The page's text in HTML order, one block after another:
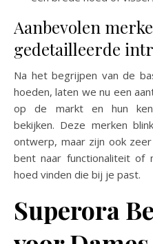
Aanbevolen
gedetailleerde
Na het begrijpen van de
hoeden, laten we nu een
op de markt en hun
bekijken. Deze merken
ontwerp, maar zijn ook
bent naar functionaliteit of
hoed vinden die bij je past.
Superora